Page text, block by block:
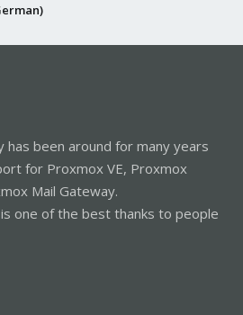
has been around for many years
for Proxmox VE, Proxmox
Mail Gateway.
one of the best thanks to people